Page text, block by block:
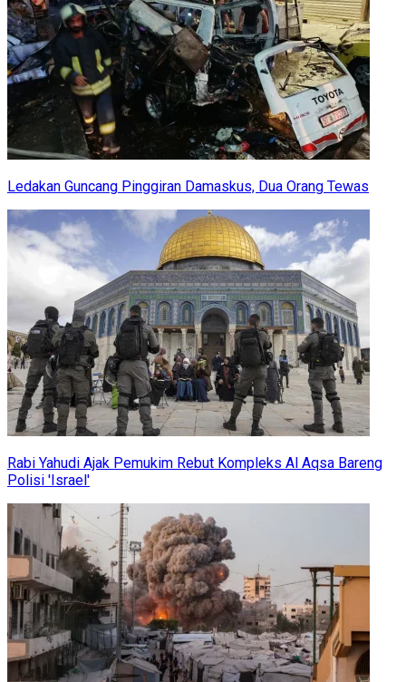
Ledakan Guncang Pinggiran Damaskus, Dua Orang Tewas
Rabi Yahudi Ajak Pemukim Rebut Kompleks Al Aqsa Bareng
Polisi 'Israel'